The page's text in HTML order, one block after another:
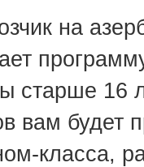
на
старше 16
вам будет
класса,